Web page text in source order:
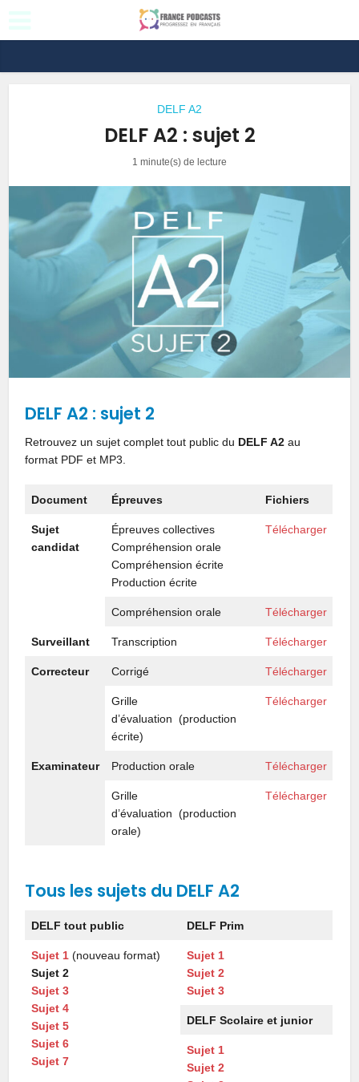
DELF A2
DELF A2 : sujet 2
1 minute(s) de lecture
DELF A2 : sujet 2
Retrouvez un sujet complet tout public du DELF A2 au
format PDF et MP3.
Document Épreuves Fichiers
Sujet
candidat
Épreuves collectives
Compréhension orale
Compréhension écrite
Production écrite
Télécharger
Compréhension orale Télécharger
Surveillant Transcription Télécharger
Correcteur Corrigé Télécharger
Grille
d’évaluation (production
écrite)
Télécharger
Examinateur Production orale Télécharger
Grille
d’évaluation (production
orale)
Télécharger
Tous les sujets du DELF A2
DELF tout public DELF Prim
Sujet 1 (nouveau format)
Sujet 2
Sujet 3
Sujet 4
Sujet 5
Sujet 6
Sujet 7
Sujet 1
Sujet 2
Sujet 3
DELF Scolaire et junior
Sujet 1
Sujet 2